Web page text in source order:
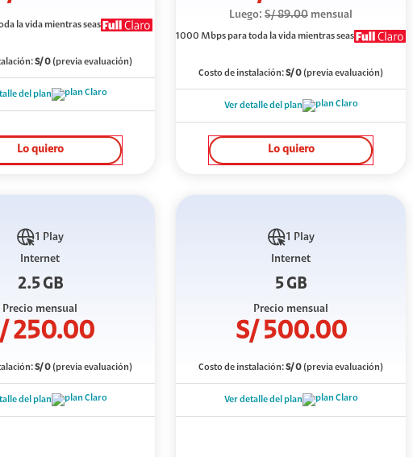
la vida mientras seas
S/0 (previa evaluación)
del plan
Lo quiero
Luego: S/89.00 mensual
1000 Mbpspara toda la vida mientras seas
Costo de instalación:S/0 (previa evaluación)
Ver detalle del plan
Lo quiero
1 Play
Internet
2.5 GB
Precio mensual
250.00
S/0 (previa evaluación)
del plan
1 Play
Internet
5 GB
Precio mensual
S/ 500.00
Costo de instalación:S/0 (previa evaluación)
Ver detalle del plan